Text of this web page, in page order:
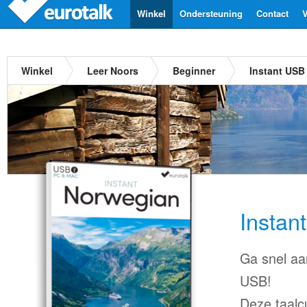
Contact
Ondersteuning
Winkel
Winkel Leer Noors Beginner Instant
Ga snel
USB!